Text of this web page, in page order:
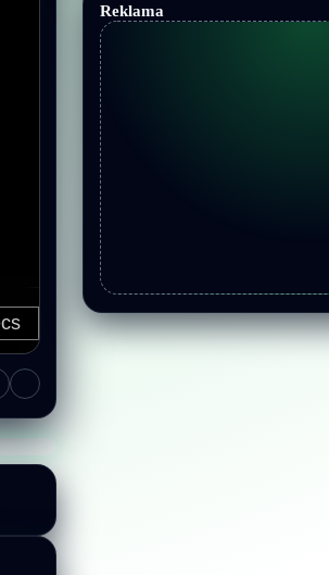
Reklama